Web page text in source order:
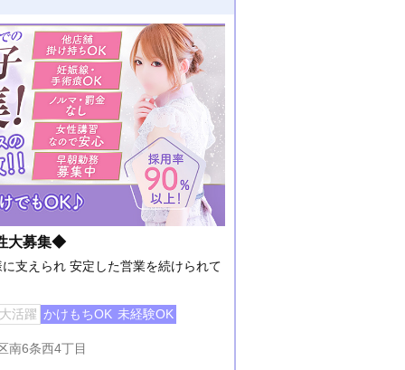
大募集◆
支えられ 安定した営業を続けられて
活躍 かけもちOK 未経験OK
南6条西4丁目